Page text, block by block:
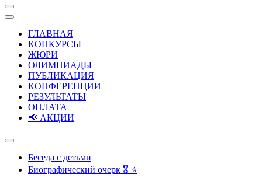
ГЛАВНАЯ
КОНКУРСЫ
ЖЮРИ
ОЛИМПИАДЫ
ПУБЛИКАЦИЯ
КОНФЕРЕНЦИИ
РЕЗУЛЬТАТЫ
ОПЛАТА
📢 АКЦИИ
Беседа с детьми
Биографический очерк 🎖️ ⭐